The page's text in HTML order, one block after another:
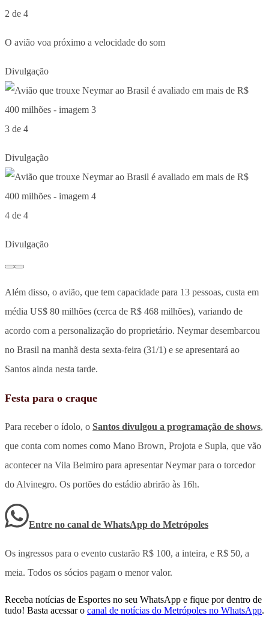
2 de 4
O avião voa próximo a velocidade do som
Divulgação
3 de 4
Divulgação
4 de 4
Divulgação
Além disso, o avião, que tem capacidade para 13 pessoas, custa em
média US$ 80 milhões (cerca de R$ 468 milhões), variando de
acordo com a personalização do proprietário. Neymar desembarcou
no Brasil na manhã desta sexta-feira (31/1) e se apresentará ao
Santos ainda nesta tarde.
Festa para o craque
Para receber o ídolo, o Santos divulgou a programação de shows,
que conta com nomes como Mano Brown, Projota e Supla, que vão
acontecer na Vila Belmiro para apresentar Neymar para o torcedor
do Alvinegro. Os portões do estádio abrirão às 16h.
Entre no canal de WhatsApp do Metrópoles
Os ingressos para o evento custarão R$ 100, a inteira, e R$ 50, a
meia. Todos os sócios pagam o menor valor.
Receba notícias de Esportes no seu WhatsApp e fique por dentro de
tudo! Basta acessar o canal de notícias do Metrópoles no WhatsApp.